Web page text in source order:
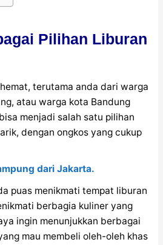
Pilihan Liburan
terutama anda dari warga
atau warga kota Bandung
menjadi salah satu pilihan
dengan ongkos yang cukup
dari Jakarta.
puas menikmati tempat liburan
berbagia kuliner yang
ingin menunjukkan berbagai
mau membeli oleh-oleh khas